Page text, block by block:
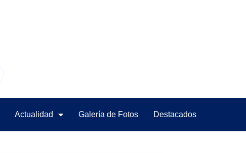
Actualidad Galería de Fotos Destacados